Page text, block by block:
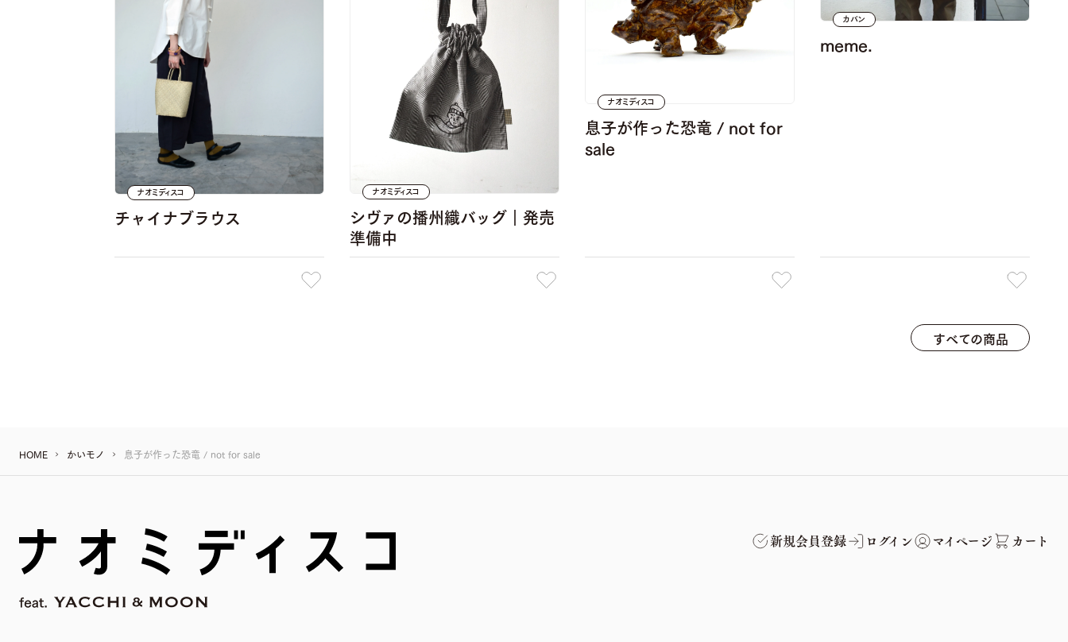
ナオミディスコ
チャイナブラウス
ナオミディスコ
シヴァの播州織バッグ｜発売
準備中
ナオミディスコ
息子が作った恐竜 / not for
sale
カバン
meme.
すべての商品
HOME かいモノ 息子が作った恐竜 / not for sale
新規会員登録 ログイン マイページ カート